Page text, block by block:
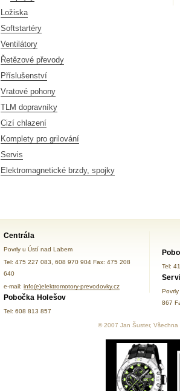
Ložiska
Softstartéry
Ventilátory
Řetězové převody
Příslušenství
Vratové pohony
TLM dopravníky
Cizí chlazení
Komplety pro grilování
Servis
Elektromagnetické brzdy, spojky
Centrála
Povrly u Ústí nad Labem
Tel: 475 227 083, 608 970 904 Fax: 475 208
640
e-mail: info(e)elektromotory-prevodovky.cz
Pobočka Holešov
Tel: 608 813 857
Tel:
867
© 2007 Jan Šuster, Všechna